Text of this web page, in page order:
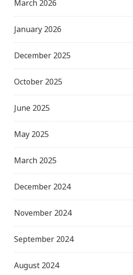
March 2026
January 2026
December 2025
October 2025
June 2025
May 2025
March 2025
December 2024
November 2024
September 2024
August 2024